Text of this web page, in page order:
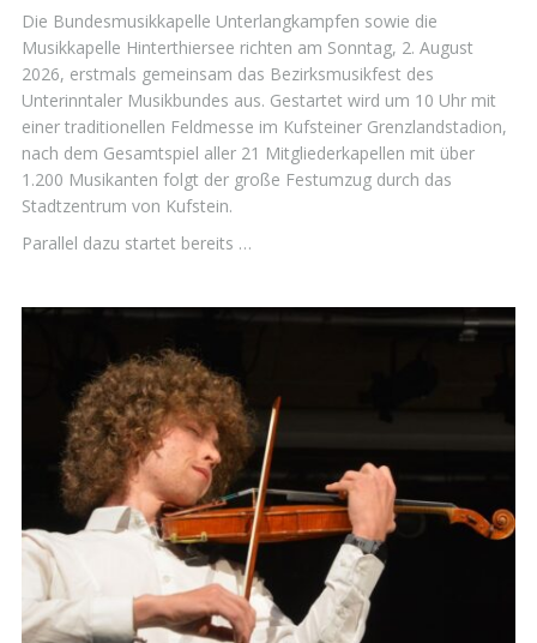
Die Bundesmusikkapelle Unterlangkampfen sowie die
Musikkapelle Hinterthiersee richten am Sonntag, 2. August
2026, erstmals gemeinsam das Bezirksmusikfest des
Unterinntaler Musikbundes aus. Gestartet wird um 10 Uhr mit
einer traditionellen Feldmesse im Kufsteiner Grenzlandstadion,
nach dem Gesamtspiel aller 21 Mitgliederkapellen mit über
1.200 Musikanten folgt der große Festumzug durch das
Stadtzentrum von Kufstein.
Parallel dazu startet bereits …